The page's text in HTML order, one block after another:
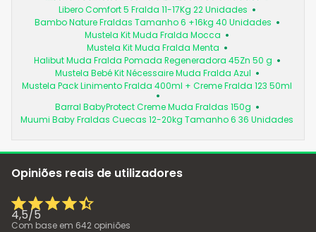
Libero Comfort 5 Fralda 11-17Kg 22 Unidades
Bambo Nature Fraldas Tamanho 6 +16kg 40 Unidades
Mustela Kit Muda Fralda Mocca
Mustela Kit Muda Fralda Menta
Halibut Muda Fralda Pomada Regeneradora 45Zn 50 g
Mustela Bebé Kit Nécessaire Muda Fralda Azul
Mustela Pack Linimento Fralda 400ml + Creme Fralda 123 50ml
Barral BabyProtect Creme Muda Fraldas 150g
Muumi Baby Fraldas Cuecas 12-20kg Tamanho 6 36 Unidades
Opiniões reais de utilizadores
4,5/5
Com base em 642 opiniões